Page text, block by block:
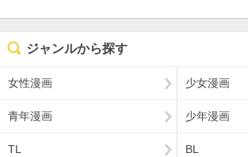
ジャンルから探す
女性漫画 少女漫画
青年漫画 少年漫画
TL BL